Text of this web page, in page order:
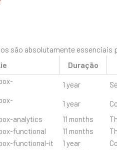
são absolutamente
Duração
1 year
1 year
analytics
11 months
functional
11 months
functional-it
1 year